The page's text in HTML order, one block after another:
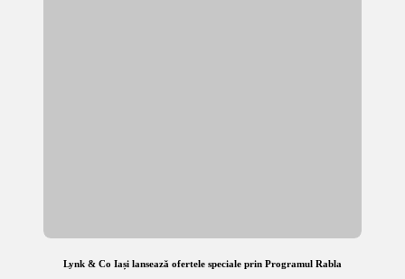
Lynk & Co Iași lansează ofertele speciale prin Programul Rabla